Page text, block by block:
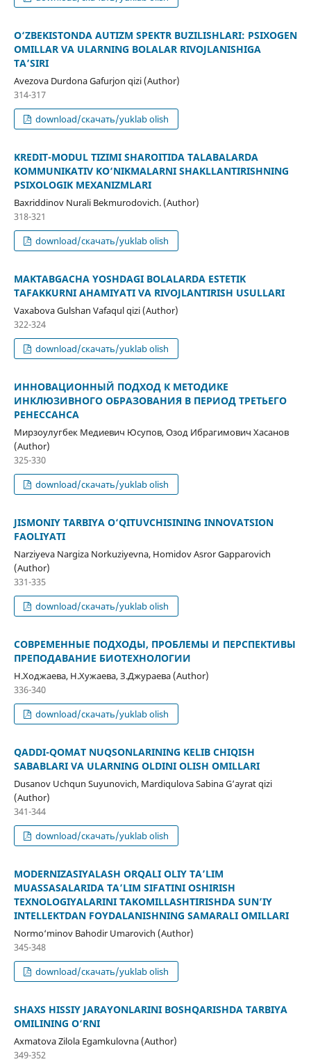
O‘ZBEKISTONDA AUTIZM SPEKTR BUZILISHLARI: PSIXOGEN
OMILLAR VA ULARNING BOLALAR RIVOJLANISHIGA
TA’SIRI
Avezova Durdona Gafurjon qizi (Author)
314-317
download/скачать/yuklab olish
KREDIT-MODUL TIZIMI SHAROITIDA TALABALARDA
KOMMUNIKATIV KO‘NIKMALARNI SHAKLLANTIRISHNING
PSIXOLOGIK MEXANIZMLARI
Baxriddinov Nurali Bekmurodovich. (Author)
318-321
download/скачать/yuklab olish
MAKTABGACHA YOSHDAGI BOLALARDA ESTETIK
TAFAKKURNI AHAMIYATI VA RIVOJLANTIRISH USULLARI
Vaxabova Gulshan Vafaqul qizi (Author)
322-324
download/скачать/yuklab olish
ИННОВАЦИОННЫЙ ПОДХОД К МЕТОДИКЕ
ИНКЛЮЗИВНОГО ОБРАЗОВАНИЯ В ПЕРИОД ТРЕТЬЕГО
РЕНЕССАНСА
Мирзоулугбек Медиевич Юсупов, Озод Ибрагимович Хасанов
(Author)
325-330
download/скачать/yuklab olish
JISMONIY TARBIYA O‘QITUVCHISINING INNOVATSION
FAOLIYATI
Narziyeva Nargiza Norkuziyevna, Homidov Asror Gapparovich
(Author)
331-335
download/скачать/yuklab olish
СОВРЕМЕННЫЕ ПОДХОДЫ, ПРОБЛЕМЫ И ПЕРСПЕКТИВЫ
ПРЕПОДАВАНИЕ БИОТЕХНОЛОГИИ
Н.Ходжаева, Н.Хужаева, З.Джураева (Author)
336-340
download/скачать/yuklab olish
QADDI-QOMAT NUQSONLARINING KELIB CHIQISH
SABABLARI VA ULARNING OLDINI OLISH OMILLARI
Dusanov Uchqun Suyunovich, Mardiqulova Sabina G‘ayrat qizi
(Author)
341-344
download/скачать/yuklab olish
MODERNIZASIYALASH ORQALI OLIY TA’LIM
MUASSASALARIDA TA’LIM SIFATINI OSHIRISH
TEXNOLOGIYALARINI TAKOMILLASHTIRISHDA SUN’IY
INTELLEKTDAN FOYDALANISHNING SAMARALI OMILLARI
Normo‘minov Bahodir Umarovich (Author)
345-348
download/скачать/yuklab olish
SHAXS HISSIY JARAYONLARINI BOSHQARISHDA TARBIYA
OMILINING O‘RNI
Axmatova Zilola Egamkulovna (Author)
349-352